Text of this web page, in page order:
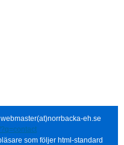
eh.se
som följer html-standard